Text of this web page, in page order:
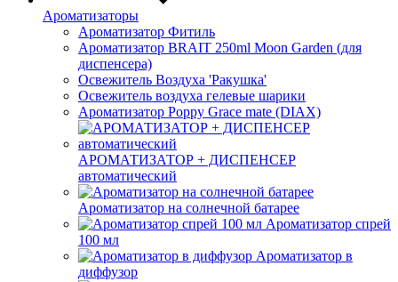
Ароматизаторы
Ароматизатор Фитиль
Ароматизатор BRAIT 250ml Moon Garden (для
диспенсера)
Освежитель Воздуха 'Ракушка'
Освежитель воздуха гелевые шарики
Ароматизатор Poppy Grace mate (DIAX)
АРОМАТИЗАТОР + ДИСПЕНСЕР
автоматический
Ароматизатор на солнечной батарее
Ароматизатор спрей
100 мл
Ароматизатор в
диффузор